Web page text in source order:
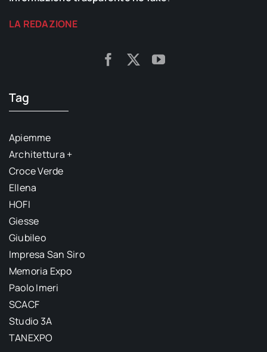
LA REDAZIONE
Tag
Apiemme
Architettura +
Croce Verde
Ellena
HOFI
Giesse
Giubileo
Impresa San Siro
Memoria Expo
Paolo Imeri
SCACF
Studio 3A
TANEXPO